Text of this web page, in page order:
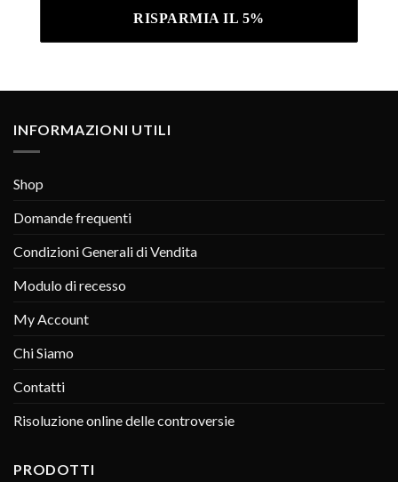
INFORMAZIONI UTILI
Shop
Domande frequenti
Condizioni Generali di Vendita
Modulo di recesso
My Account
Chi Siamo
Contatti
Risoluzione online delle controversie
PRODOTTI